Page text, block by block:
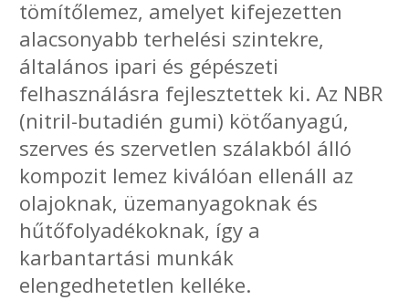
tömítőlemez, amelyet kifejezetten
alacsonyabb terhelési szintekre,
általános ipari és gépészeti
felhasználásra fejlesztettek ki. Az NBR
(nitril-butadién gumi) kötőanyagú,
szerves és szervetlen szálakból álló
kompozit lemez kiválóan ellenáll az
olajoknak, üzemanyagoknak és
hűtőfolyadékoknak, így a
karbantartási munkák
elengedhetetlen kelléke.